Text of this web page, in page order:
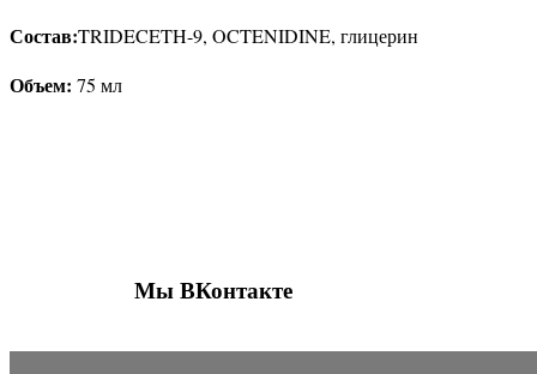
Состав:TRIDECETH-9, OCTENIDINE, глицерин
Объем: 75 мл
Мы ВКонтакте